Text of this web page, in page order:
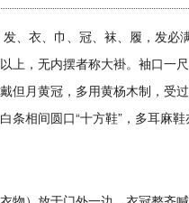
、衣、巾、冠、袜、履，发必
上，无内摆者称大褂。袖口一
但月黄冠，多用黄杨木制，受
相间圆口“十方鞋”，多耳麻鞋